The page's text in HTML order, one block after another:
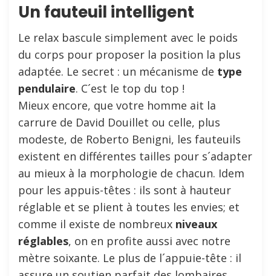
Un fauteuil intelligent
Le relax bascule simplement avec le poids
du corps pour proposer la position la plus
adaptée. Le secret : un mécanisme de type
pendulaire. C´est le top du top !
Mieux encore, que votre homme ait la
carrure de David Douillet ou celle, plus
modeste, de Roberto Benigni, les fauteuils
existent en différentes tailles pour s´adapter
au mieux à la morphologie de chacun. Idem
pour les appuis-têtes : ils sont à hauteur
réglable et se plient à toutes les envies; et
comme il existe de nombreux niveaux
réglables, on en profite aussi avec notre
mètre soixante. Le plus de l´appuie-tête : il